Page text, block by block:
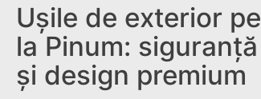
Ușile de exterior
la Pinum:
și design premium